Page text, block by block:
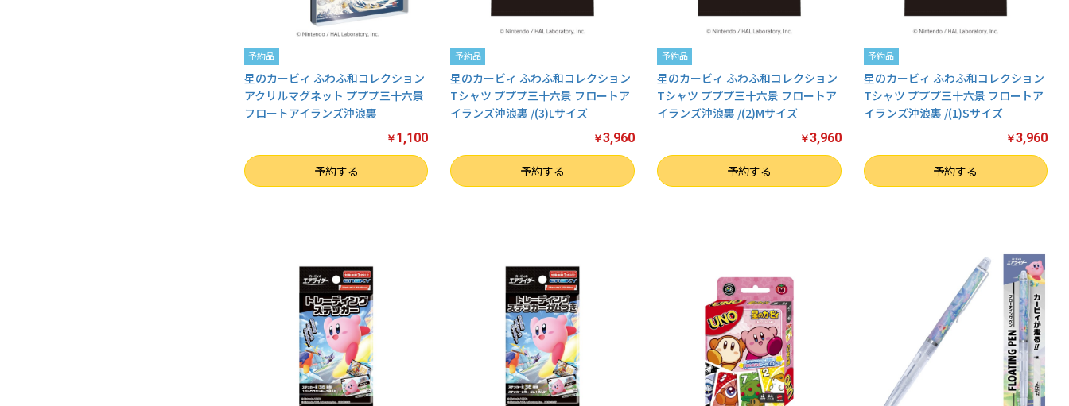
予約品
星のカービィ ふわふ和コレクション
アクリルマグネット プププ三十六景
フロートアイランズ沖浪裏
￥ 1,100
数量 予約する
予約品
星のカービィ ふわふ和コレクション
Tシャツ プププ三十六景 フロートア
イランズ沖浪裏 /(3)Lサイズ
￥3,960
数量 予約する
予約品
星のカービィ ふわふ和コレクション
Tシャツ プププ三十六景 フロートア
イランズ沖浪裏 /(2)Mサイズ
￥3,960
数量 予約する
予約品
星のカービィ ふわふ和コレクション
Tシャツ プププ三十六景 フロートア
イランズ沖浪裏 /(1)Sサイズ
￥3,960
数量 予約する